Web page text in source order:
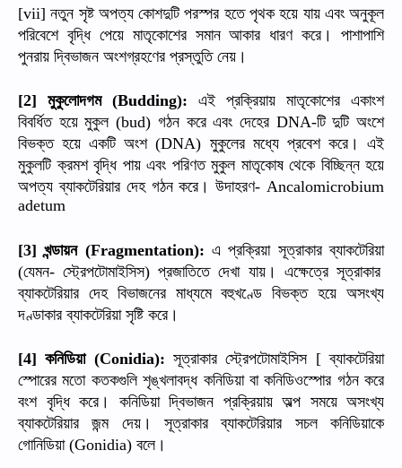
[vii]নতুন সৃষ্ট অপত্য কোশদুটি পরস্পর হতে পৃথক হয়ে যায় এবং অনুকূল
পরিবেশে বৃদ্ধি পেয়ে মাতৃকোশের সমান আকার ধারণ করে। পাশাপাশি
পুনরায় দ্বিভাজন অংশগ্রহণের প্রস্তুতি নেয়।
[2] মুকুলোদগম(Budding): এই প্রক্রিয়ায় মাতৃকোশের একাংশ
বিবর্ধিত হয়ে মুকুল(bud) গঠন করে এবং দেহেরDNA-টি দুটি অংশে
বিভক্ত হয়ে একটি অংশ(DNA) মুকুলের মধ্যে প্রবেশ করে। এই
মুকুলটি ক্রমশ বৃদ্ধি পায় এবং পরিণত মুকুল মাতৃকোষ থেকে বিচ্ছিন্ন হয়ে
অপত্য ব্যাকটেরিয়ার দেহ গঠন করে। উদাহরণ- Ancalomicrobium
adetum
[3]খন্ডায়ন(Fragmentation): এ প্রক্রিয়া সূত্রাকার ব্যাকটেরিয়া
(যেমন-স্ট্রেপটোমাইসিস)প্রজাতিতে দেখা যায়। এক্ষেত্রে সূত্রাকার
ব্যাকটেরিয়ার দেহ বিভাজনের মাধ্যমে বহুখণ্ডে বিভক্ত হয়ে অসংখ্য
দণ্ডাকার ব্যাকটেরিয়া সৃষ্টি করে।
[4] কনিডিয়া(Conidia):সূত্রাকার স্ট্রেপটোমাইসিস[ব্যাকটেরিয়া
স্পোরের মতো কতকগুলি শৃঙ্খলাবদ্ধ কনিডিয়া বা কনিডিওস্পোর গঠন করে
বংশ বৃদ্ধি করে। কনিডিয়া দ্বিভাজন প্রক্রিয়ায় অল্প সময়ে অসংখ্য
ব্যাকটেরিয়ার জন্ম দেয়। সূত্রাকার ব্যাকটেরিয়ার সচল কনিডিয়াকে
গোনিডিয়া(Gonidia) বলে।